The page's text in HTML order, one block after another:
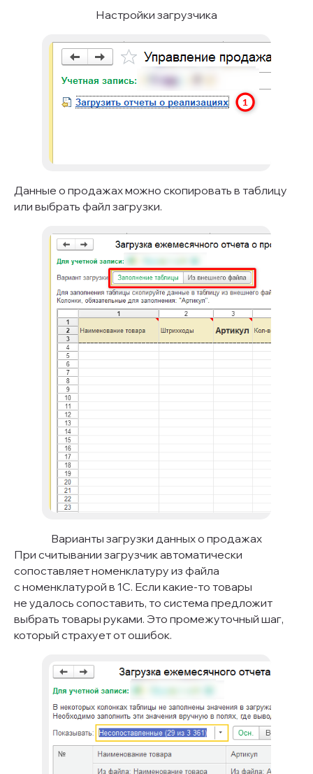
Настройки загрузчика
Данные о продажах можно скопировать в таблицу
или выбрать файл загрузки.
Варианты загрузки данных о продажах
При считывании загрузчик автоматически
сопоставляет номенклатуру из файла
с номенклатурой в 1С. Если какие-то товары
не удалось сопоставить, то система предложит
выбрать товары руками. Это промежуточный шаг,
который страхует от ошибок.
Давайте обсудим
ваш запрос
Оставьте свои данные или
напишите основателю Первого
нормального Алексею Кокорину
в Телеграме